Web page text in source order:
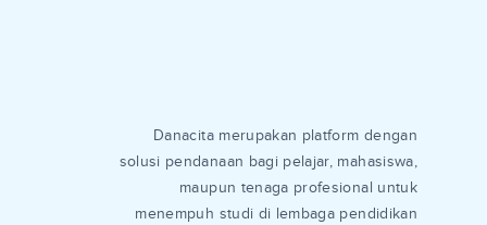
Danacita merupakan platform dengan
solusi pendanaan bagi pelajar, mahasiswa,
maupun tenaga profesional untuk
menempuh studi di lembaga pendidikan